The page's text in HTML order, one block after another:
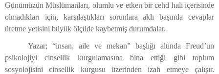
Günümüzün Müslümanları, olumlu ve etken bir cehd hali içerisinde
olmadıkları için, karşılaştıkları sorunlara aklı başında cevaplar
üretme yetisini büyük ölçüde kaybetmiş durumdalar.
Yazar; “insan, aile ve mekan” başlığı altında Freud’un
psikolojiyi cinsellik kurgulamasına bina ettiği gibi toplum
sosyolojisini cinsellik kurgusu üzerinden izah etmeye çalışır.